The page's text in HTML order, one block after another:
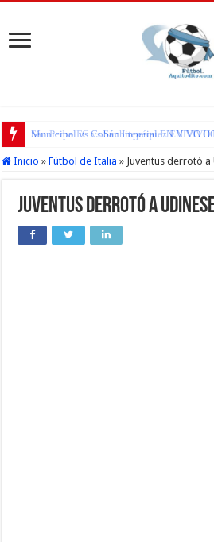
Municipal vs Cobán Imperial EN VIVO
San Pedro FC vs Suchitepéquez EN
Inicio » Fútbol de Italia » Juventus derrotó
Juventus derrotó a